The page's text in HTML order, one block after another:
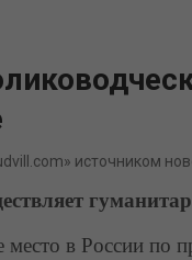
источником
в России по